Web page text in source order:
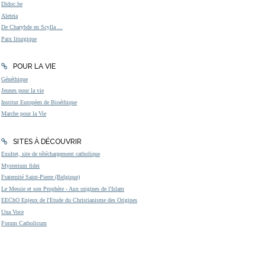
Didoc.be
Aleteia
De Charybde en Scylla ...
Paix liturgique
POUR LA VIE
Généthique
Jeunes pour la vie
Institut Européen de Bioéthique
Marche pour la Vie
SITES À DÉCOUVRIR
Exultet, site de téléchargement catholique
Mysterium fidei
Fraternité Saint-Pierre (Belgique)
Le Messie et son Prophète - Aux origines de l'Islam
EEChO Enjeux de l'Etude du Christianisme des Origines
Una Voce
Forum Catholicum